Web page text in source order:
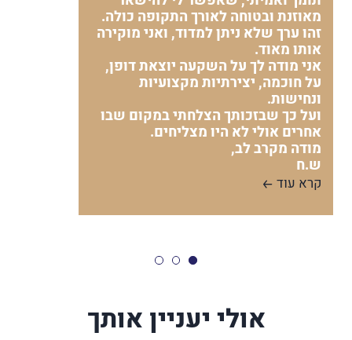
מאוזנת ובטוחה לאורך התקופה כולה.
זהו ערך שלא ניתן למדוד, ואני מוקירה
אותו מאוד.
אני מודה לך על השקעה יוצאת דופן,
על חוכמה, יצירתיות מקצועיות
ונחישות.
ועל כך שבזכותך הצלחתי במקום שבו
אחרים אולי לא היו מצליחים.
מודה מקרב לב,
ש.ח
קרא עוד
אולי יעניין אותך